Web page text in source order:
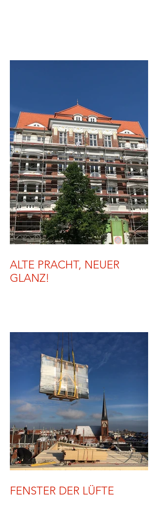
ALTE PRACHT, NEUER
GLANZ!
FENSTER DER LÜFTE